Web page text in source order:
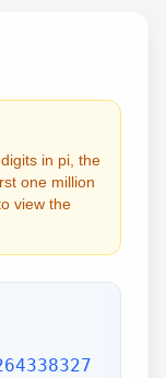
in pi, the
one million
view the